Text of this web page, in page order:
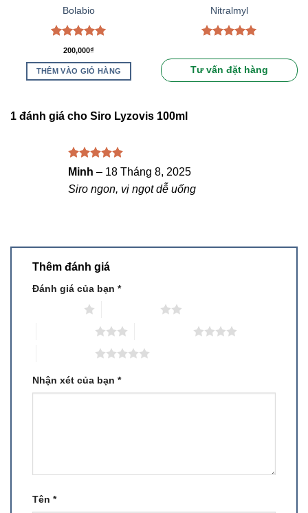
Bolabio
Được xếp
hạng
5 sao
200,000₫
THÊM VÀO GIỎ HÀNG
Nitralmyl
hạng5.00
5 sao
Tư vấn đặt hàng
1 đánh giá cho Siro Lyzovis 100ml
Được xếp
sao
Minh – 18 Tháng 8, 2025
Siro ngon, vị ngọt dễ uống
Thêm đánh giá
Đánh giá của bạn *
Nhận xét của bạn *
Tên *